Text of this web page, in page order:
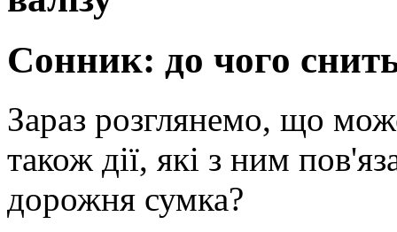
Сонник: до чого
Зараз розглянемо, що
також дії, які з ним
дорожня сумка?